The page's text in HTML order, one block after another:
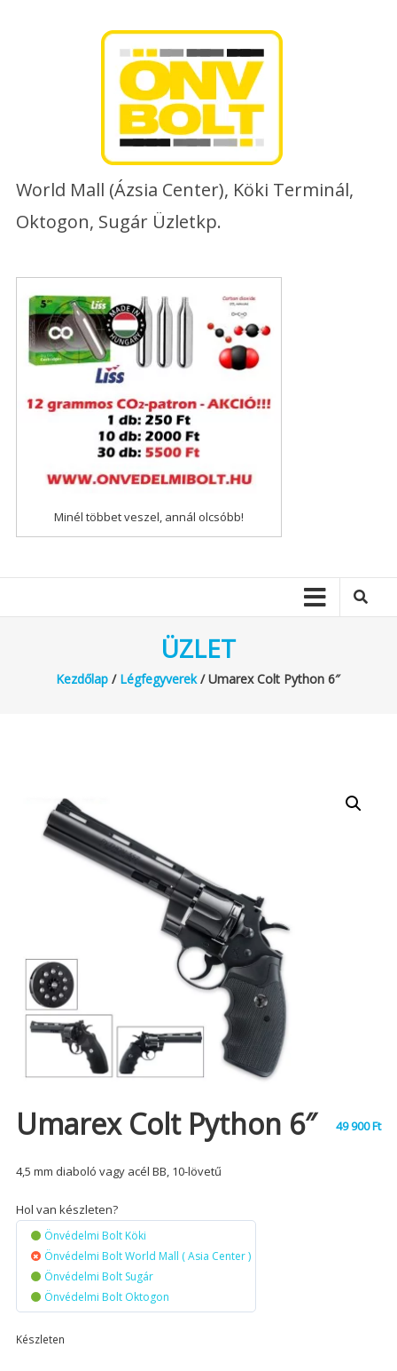
World Mall (Ázsia Center), Köki Terminál,
Oktogon, Sugár Üzletkp.
Minél többet veszel, annál olcsóbb!
ÜZLET
Kezdőlap / Légfegyverek/ Umarex Colt Python 6″
Umarex Colt Python 6″ 49 900Ft
4,5 mm diaboló vagy acél BB, 10-lövetű
Hol van készleten?
Önvédelmi Bolt Köki
Önvédelmi Bolt World Mall ( Asia Center )
Önvédelmi Bolt Sugár
Önvédelmi Bolt Oktogon
Készleten